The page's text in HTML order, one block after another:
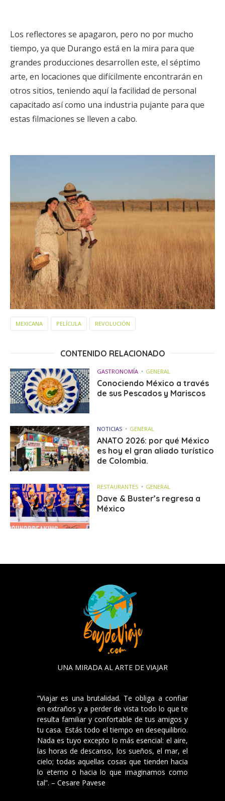
Los reflectores se apagaron, pero no por mucho
tiempo, ya que Durango está en la mira para que
grandes producciones desarrollen este, el séptimo
arte, en locaciones que difícilmente encontrarán en
otros sitios, teniendo aquí la facilidad de personal
capacitado así como una industria pujante para que
estas filmaciones se lleven a cabo.
MEXICANA PELÍCULA REVOLUCIÓN
CONTENIDO RELACIONADO
GASTRONOMÍA GENERAL
Conociendo México a través
de sus Pescados y Mariscos
NOTICIAS GENERAL
ANATO 2026: por qué México
es hoy el gran aliado turístico
de Colombia.
RESTAURANTES GENERAL
Dave & Buster’s regresa a
México
UNA MIRADA AL ARTE DE VIAJAR
“Viajar es una brutalidad. Te obliga a confiar
en extraños y a perder de vista todo lo que te
resulta familiar y confortable de tus amigos y
tu casa. Estás todo el tiempo en desequilibrio.
Nada es tuyo excepto lo más esencial: el aire,
las horas de descanso, los sueños, el mar, el
cielo; todas aquellas cosas que tienden hacia
lo eterno o hacia lo que imaginamos como
tal”. – Cesare Pavese